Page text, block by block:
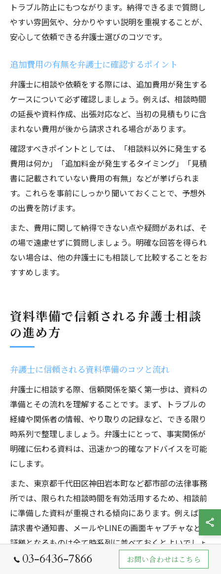
トラブル防止にもつながります。納得できるまで質問し
やすい雰囲気や、分かりやすい説明を重視することが、
安心して依頼できる弁護士選びのコツです。
追加費用の有無を弁護士に確認するポイント
弁護士に相談や依頼をする際には、追加費用が発生する
ケースについて必ず確認しましょう。例えば、相談時間
の延長や資料作成、出張対応など、当初の見積もりに含
まれない費用が後から請求される場合があります。
確認すべきポイントとしては、「相談料以外に発生する
費用は何か」「追加料金が発生するタイミング」「見積
書に記載されていない費用の有無」などが挙げられま
す。これらを事前にしっかり聞いておくことで、予想外
の出費を防げます。
また、費用に関して納得できない点や疑問があれば、そ
の場で遠慮せずに質問しましょう。明確な回答を得られ
ない場合は、他の弁護士にも相談して比較することをお
すすめします。
資料準備で信頼される弁護士相談
の進め方
弁護士に信頼される資料準備のコツと流れ
弁護士に相談する際、信頼関係を築く第一歩は、資料の
準備とその流れを理解することです。まず、トラブルの
経緯や関係者の情報、やり取りの記録など、できる限り
時系列で整理しましょう。弁護士にとって、事実関係が
明確に伝わる資料は、迅速かつ的確なアドバイスを可能
にします。
また、東京都千代田区神田岩本町など都市部の法律事務
所では、限られた相談時間を有効活用するため、相談前
に準備した資料が重視される傾向にあります。例えば、
請求書や通知書、メールやLINEの画面キャプチャなど、
証拠となるものは全て時系列に並べておくとよいでしょ
う。03-6436-7866 お問い合わせはこちら